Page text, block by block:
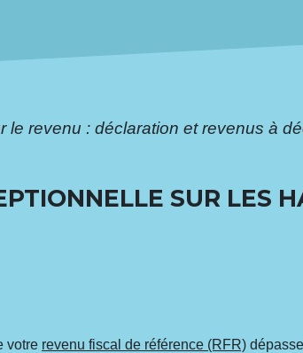
le revenu : déclaration et revenus à
SUR LES
votre revenu fiscal de référence (RFR)